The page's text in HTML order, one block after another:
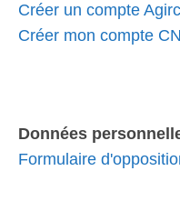
Créer un compte
Créer mon compte
Données
Formulaire